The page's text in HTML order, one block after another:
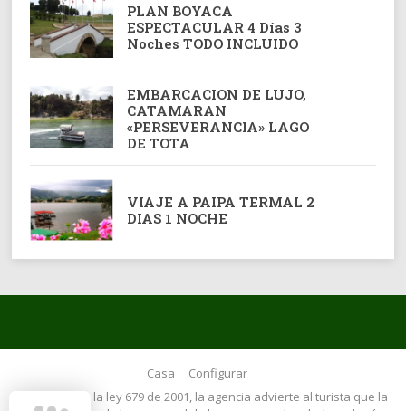
PLAN BOYACA
ESPECTACULAR 4 Días 3
Noches TODO INCLUIDO
EMBARCACION DE LUJO,
CATAMARAN
«PERSEVERANCIA» LAGO
DE TOTA
VIAJE A PAIPA TERMAL 2
DIAS 1 NOCHE
Articulo 17 de la ley 679 de 2001, la agencia advierte al turista que la
Casa Configurar